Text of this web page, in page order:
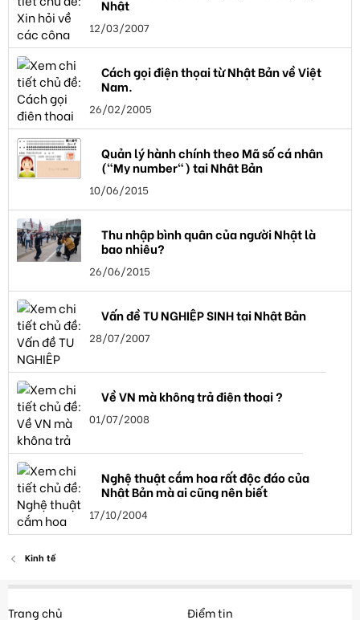
Nhật
12/03/2007
Cách gọi điện thọai từ Nhật Bản về Việt
Nam.
26/02/2005
Quản lý hành chính theo Mã số cá nhân
("My number") tại Nhật Bản
10/06/2015
Thu nhập bình quân của người Nhật là
bao nhiêu?
26/06/2015
Vấn đề TU NGHIỆP SINH tại Nhật Bản
28/07/2007
Về VN mà không trả điện thoại ?
01/07/2008
Nghệ thuật cắm hoa rất độc đáo của
Nhật Bản mà ai cũng nên biết
17/10/2004
Kinh tế
Trang chủ
Điểm tin